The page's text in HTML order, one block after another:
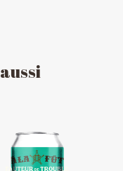
aussi